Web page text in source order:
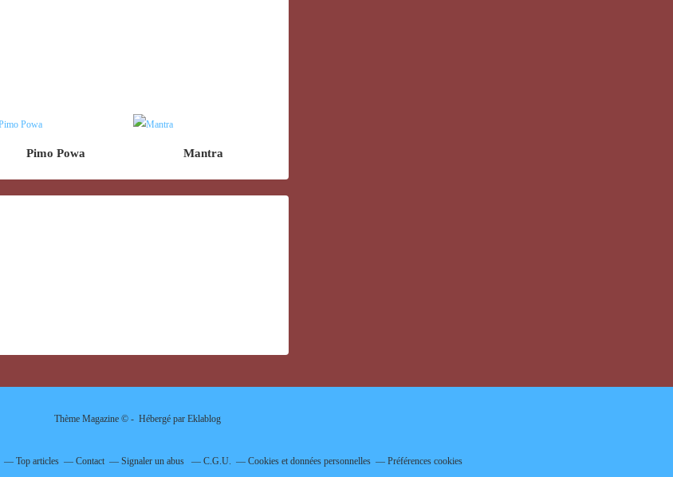
Pimo Powa Mantra
Thème Magazine © - Hébergé par Eklablog
Top articles Contact Signaler un abus C.G.U. Cookies et données personnelles Préférences cookies